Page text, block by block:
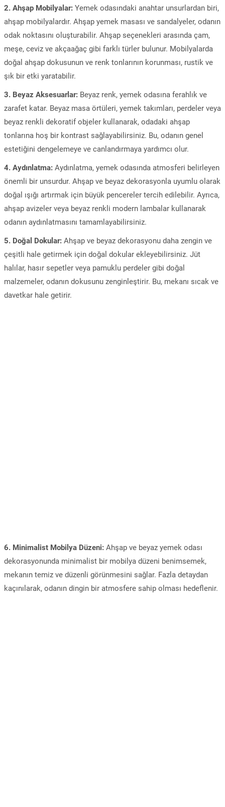
2. Ahşap Mobilyalar: Yemek odasındaki anahtar unsurlardan biri,
ahşap mobilyalardır. Ahşap yemek masası ve sandalyeler, odanın
odak noktasını oluşturabilir. Ahşap seçenekleri arasında çam,
meşe, ceviz ve akçaağaç gibi farklı türler bulunur. Mobilyalarda
doğal ahşap dokusunun ve renk tonlarının korunması, rustik ve
şık bir etki yaratabilir.
3. Beyaz Aksesuarlar: Beyaz renk, yemek odasına ferahlık ve
zarafet katar. Beyaz masa örtüleri, yemek takımları, perdeler veya
beyaz renkli dekoratif objeler kullanarak, odadaki ahşap
tonlarına hoş bir kontrast sağlayabilirsiniz. Bu, odanın genel
estetiğini dengelemeye ve canlandırmaya yardımcı olur.
4. Aydınlatma: Aydınlatma, yemek odasında atmosferi belirleyen
önemli bir unsurdur. Ahşap ve beyaz dekorasyonla uyumlu olarak
doğal ışığı artırmak için büyük pencereler tercih edilebilir. Ayrıca,
ahşap avizeler veya beyaz renkli modern lambalar kullanarak
odanın aydınlatmasını tamamlayabilirsiniz.
5. Doğal Dokular: Ahşap ve beyaz dekorasyonu daha zengin ve
çeşitli hale getirmek için doğal dokular ekleyebilirsiniz. Jüt
halılar, hasır sepetler veya pamuklu perdeler gibi doğal
malzemeler, odanın dokusunu zenginleştirir. Bu, mekanı sıcak ve
davetkar hale getirir.
6. Minimalist Mobilya Düzeni: Ahşap ve beyaz yemek odası
dekorasyonunda minimalist bir mobilya düzeni benimsemek,
mekanın temiz ve düzenli görünmesini sağlar. Fazla detaydan
kaçınılarak, odanın dingin bir atmosfere sahip olması hedeflenir.